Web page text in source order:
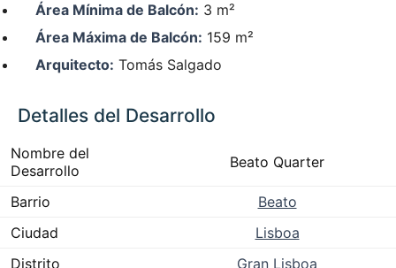
Área Mínima de Balcón: 3 m²
Área Máxima de Balcón: 159 m²
Arquitecto: Tomás Salgado
Detalles del Desarrollo
Nombre del
Desarrollo
Beato Quarter
Barrio
Beato
Ciudad
Lisboa
Distrito
Gran Lisboa